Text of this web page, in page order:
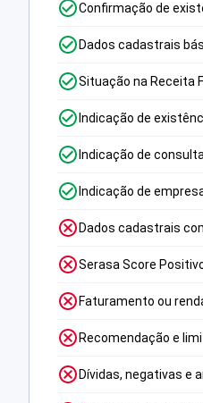
Confirmação de
Dados cadastrais
Situação na Receita
Indicação de
Indicação de
Indicação de
Dados cadastrais
Serasa Score
Faturamento ou
Recomendação e
Dívidas, negativas e